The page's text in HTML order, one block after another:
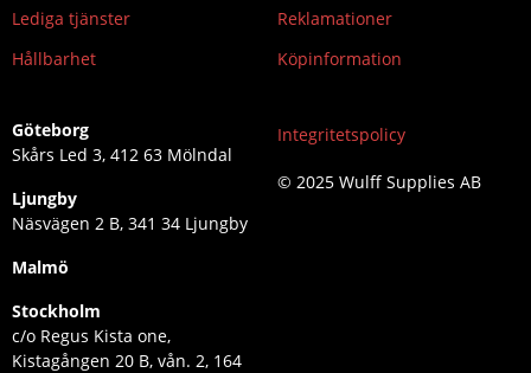
Lediga tjänster
Hållbarhet
Reklamationer
Köpinformation
Göteborg
Skårs Led 3, 412 63 Mölndal
Ljungby
Näsvägen 2 B, 341 34 Ljungby
Malmö
Stockholm
c/o Regus Kista one,
Kistagången 20 B, vån. 2, 164
Integritetspolicy
© 2025 Wulff Supplies AB